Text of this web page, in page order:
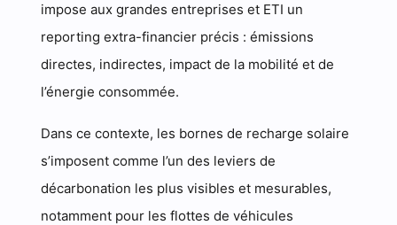
impose aux grandes entreprises et ETI un
reporting extra-financier précis : émissions
directes, indirectes, impact de la mobilité et de
l’énergie consommée.
Dans ce contexte, les bornes de recharge solaire
s’imposent comme l’un des leviers de
décarbonation les plus visibles et mesurables,
notamment pour les flottes de véhicules